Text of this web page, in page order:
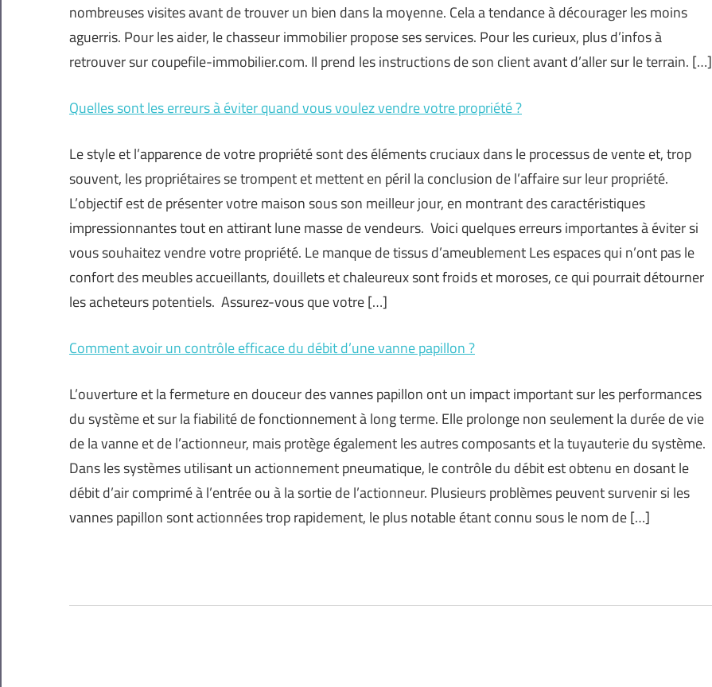
nombreuses visites avant de trouver un bien dans la moyenne. Cela a tendance à décourager les moins
aguerris. Pour les aider, le chasseur immobilier propose ses services. Pour les curieux, plus d’infos à
retrouver sur coupefile-immobilier.com. Il prend les instructions de son client avant d’aller sur le terrain. […]
Quelles sont les erreurs à éviter quand vous voulez vendre votre propriété ?
Le style et l’apparence de votre propriété sont des éléments cruciaux dans le processus de vente et, trop
souvent, les propriétaires se trompent et mettent en péril la conclusion de l’affaire sur leur propriété.
L’objectif est de présenter votre maison sous son meilleur jour, en montrant des caractéristiques
impressionnantes tout en attirant lune masse de vendeurs. Voici quelques erreurs importantes à éviter si
vous souhaitez vendre votre propriété. Le manque de tissus d’ameublement Les espaces qui n’ont pas le
confort des meubles accueillants, douillets et chaleureux sont froids et moroses, ce qui pourrait détourner
les acheteurs potentiels. Assurez-vous que votre […]
Comment avoir un contrôle efficace du débit d’une vanne papillon ?
L’ouverture et la fermeture en douceur des vannes papillon ont un impact important sur les performances
du système et sur la fiabilité de fonctionnement à long terme. Elle prolonge non seulement la durée de vie
de la vanne et de l’actionneur, mais protège également les autres composants et la tuyauterie du système.
Dans les systèmes utilisant un actionnement pneumatique, le contrôle du débit est obtenu en dosant le
débit d’air comprimé à l’entrée ou à la sortie de l’actionneur. Plusieurs problèmes peuvent survenir si les
vannes papillon sont actionnées trop rapidement, le plus notable étant connu sous le nom de […]